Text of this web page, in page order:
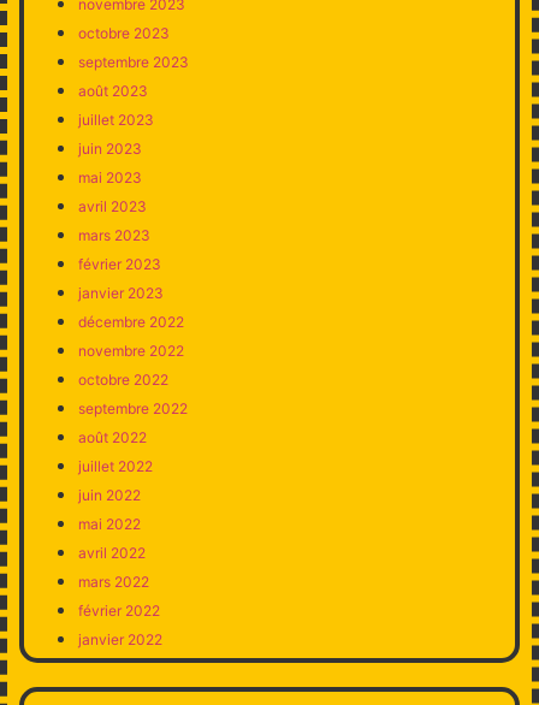
novembre 2023
octobre 2023
septembre 2023
août 2023
juillet 2023
juin 2023
mai 2023
avril 2023
mars 2023
février 2023
janvier 2023
décembre 2022
novembre 2022
octobre 2022
septembre 2022
août 2022
juillet 2022
juin 2022
mai 2022
avril 2022
mars 2022
février 2022
janvier 2022